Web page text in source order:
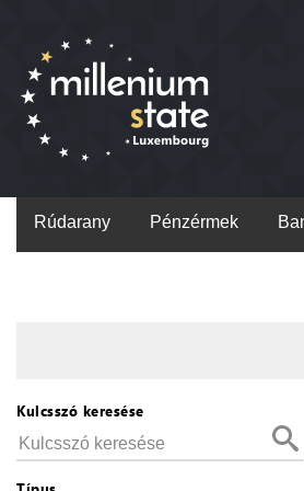
Rúdarany Pénzérmek
Kulcsszó keresése